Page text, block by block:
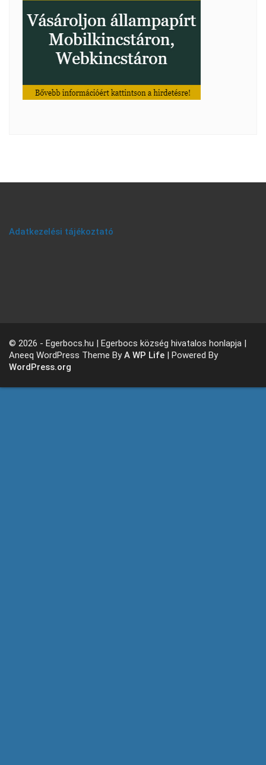
Adatkezelési tájékoztató
© 2026 - Egerbocs.hu | Egerbocs község hivatalos honlapja |
Aneeq WordPress Theme ByA WP Life | Powered By
WordPress.org